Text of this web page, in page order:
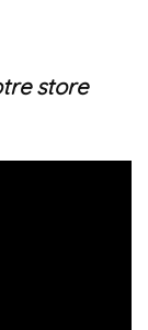
store